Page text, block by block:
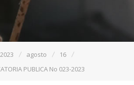
2023 agosto
16
PUBLICA No 023-2023